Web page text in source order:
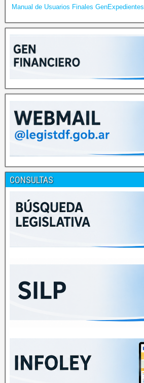
Manual de Usuarios Finales GenExpedientes
CONSULTAS